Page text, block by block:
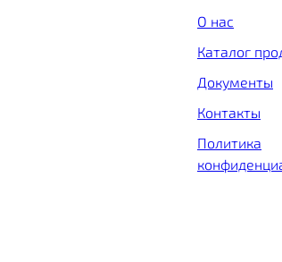
О нас
Каталог
Документы
Контакты
Политика